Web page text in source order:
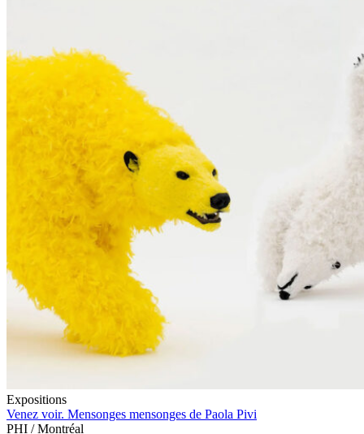
Expositions
Venez voir. Mensonges mensonges de Paola Pivi
PHI / Montréal